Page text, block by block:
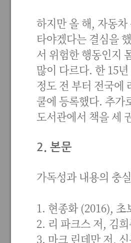
하지만 올 해, 자동
타야겠다는 결심을
서 위험한 행동인지
많이 다르다. 한 15
정도 전 부터 전국에
쿨에 등록했다. 추가
도서관에서 책을 세
2. 본문
가독성과 내용의 충
1. 현종화 (2016), 초
2. 리 파크스 저, 김
3. 마크 린데만 저,